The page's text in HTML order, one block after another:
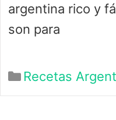
argentina rico y
son para
Categorías
Recetas